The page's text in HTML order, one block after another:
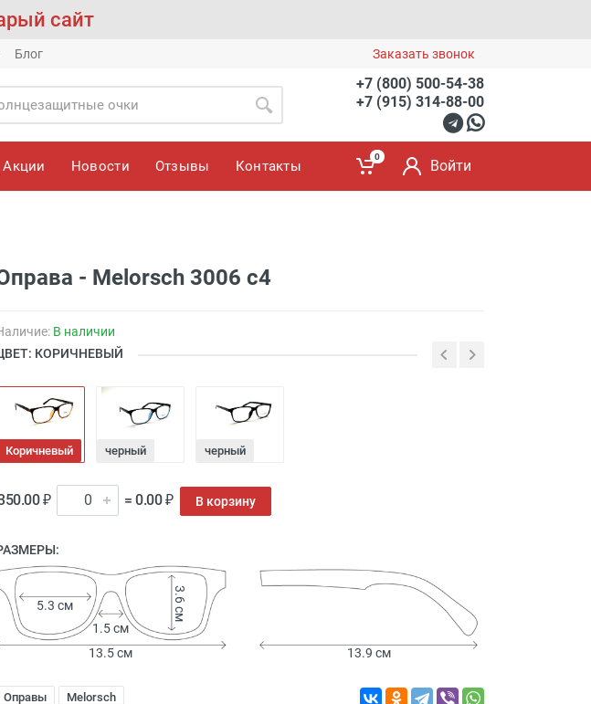
сайт
Блог Заказать звонок
+7 (800) 500-54-38
+7 (915) 314-88-00
Акции Новости Отзывы Контакты
0
Войти
- Melorsch 3006 с4
В наличии
КОРИЧНЕВЫЙ
Коричневый черный черный
₽ = 0.00 ₽ В корзину
1.5 см
5.3 см 3.6 см
13.5 см 13.9 см
Оправы Melorsch